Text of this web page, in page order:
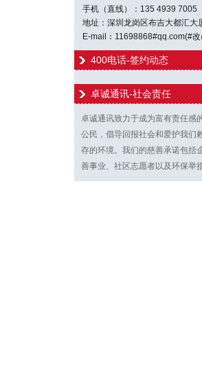
手机（直线）：135 4939 7005
地址：深圳龙岗区布吉大都汇大
E-mail：11698868#qq.com(#改
400电话-签约动态
卓诚通讯-社会责任
卓诚通讯致力于成为富有责任感
公民，倡导回报社会和爱护我们
存的环境。我们的慈善承诺包括
善事业、社区志愿者以及环保举措